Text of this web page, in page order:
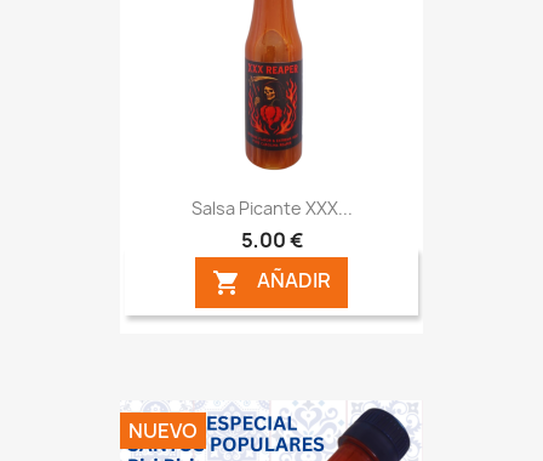
Salsa Picante XXX...
5,00 €
 AÑADIR
NUEVO